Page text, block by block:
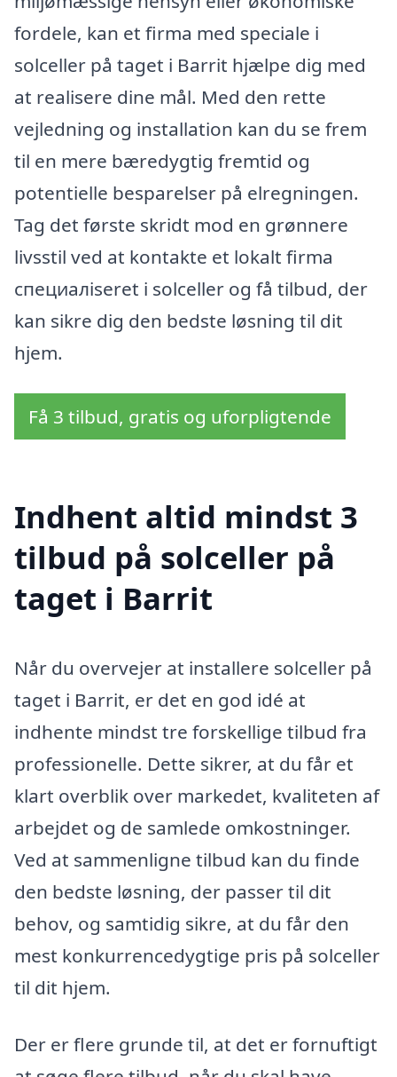
fordele, kan et firma med speciale i
solceller på taget i Barrit hjælpe dig med
at realisere dine mål. Med den rette
vejledning og installation kan du se frem
til en mere bæredygtig fremtid og
potentielle besparelser på elregningen.
Tag det første skridt mod en grønnere
livsstil ved at kontakte et lokalt firma
специалiseret i solceller og få tilbud, der
kan sikre dig den bedste løsning til dit
hjem.
Få 3 tilbud, gratis og uforpligtende
Indhent altid mindst 3
tilbud på solceller på
taget i Barrit
Når du overvejer at installere solceller på
taget i Barrit, er det en god idé at
indhente mindst tre forskellige tilbud fra
professionelle. Dette sikrer, at du får et
klart overblik over markedet, kvaliteten af
arbejdet og de samlede omkostninger.
Ved at sammenligne tilbud kan du finde
den bedste løsning, der passer til dit
behov, og samtidig sikre, at du får den
mest konkurrencedygtige pris på solceller
til dit hjem.
Der er flere grunde til, at det er fornuftigt